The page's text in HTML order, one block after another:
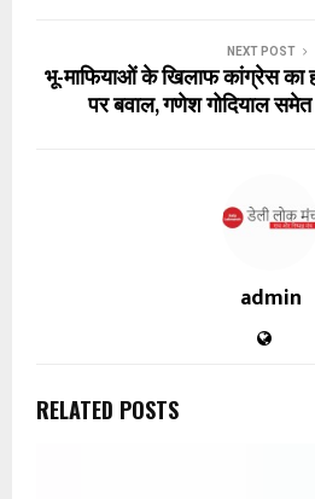
NEXT POST
भू-माफियाओं के खिलाफ कांग्रेस का
पर बवाल, गणेश गोदियाल
admin
RELATED POSTS